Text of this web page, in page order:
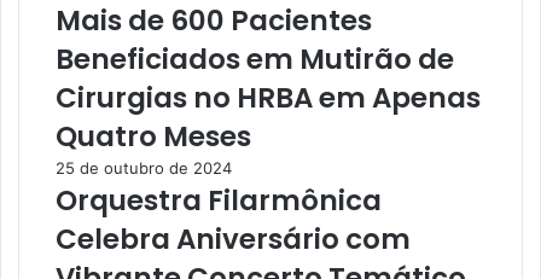
D
e
n
a
s
T
o
n
v
a
a
B
a
Mais de 600 Pacientes
Beneficiados em Mutirão de
Cirurgias no HRBA em Apenas
Quatro Meses
25 de outubro de 2024
Orquestra Filarmônica
Celebra Aniversário com